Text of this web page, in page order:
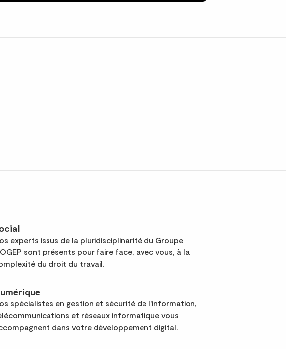
experts issus de la pluridisciplinarité du Groupe
sont présents pour faire face, avec vous, à la
du droit du travail.
spécialistes en gestion et sécurité de l'information,
et réseaux informatique vous
dans votre développement digital.